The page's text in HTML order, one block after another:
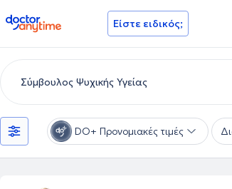
doctoranytime Είστε ειδικός;
DO+ Προνομιακές τιμές